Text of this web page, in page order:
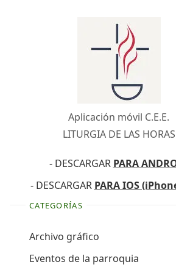
Aplicación móvil C.E.E.
LITURGIA DE LAS HORAS
- DESCARGAR PARA
- DESCARGAR PARA IOS
CATEGORÍAS
Archivo gráfico
Eventos de la parroquia